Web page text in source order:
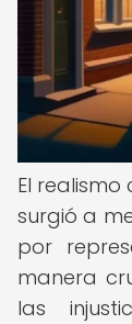
El
surgió a
por
manera
las